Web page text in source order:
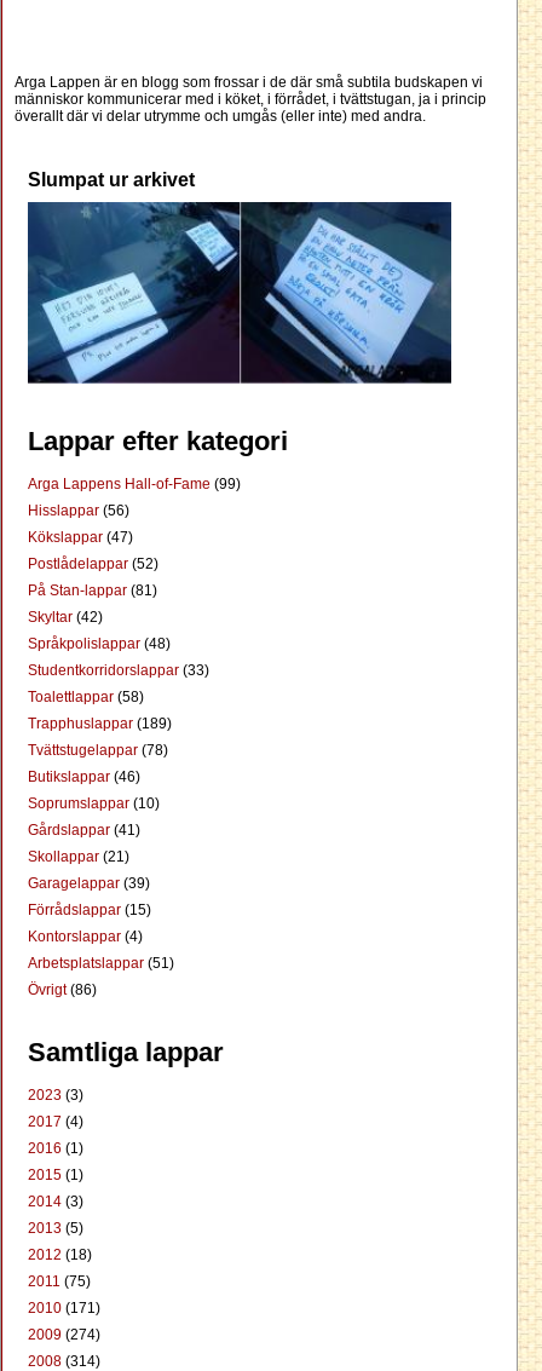
Arga Lappen är en blogg som frossar i de där små subtila budskapen vi
människor kommunicerar med i köket, i förrådet, i tvättstugan, ja i princip
överallt där vi delar utrymme och umgås (eller inte) med andra.
Slumpat ur arkivet
Lappar efter kategori
Arga Lappens Hall-of-Fame (99)
Hisslappar (56)
Kökslappar (47)
Postlådelappar (52)
På Stan-lappar (81)
Skyltar (42)
Språkpolislappar (48)
Studentkorridorslappar (33)
Toalettlappar (58)
Trapphuslappar (189)
Tvättstugelappar (78)
Butikslappar (46)
Soprumslappar (10)
Gårdslappar (41)
Skollappar (21)
Garagelappar (39)
Förrådslappar (15)
Kontorslappar (4)
Arbetsplatslappar (51)
Övrigt(86)
Samtliga lappar
2023 (3)
2017 (4)
2016 (1)
2015 (1)
2014 (3)
2013 (5)
2012 (18)
2011 (75)
2010 (171)
2009 (274)
2008 (314)